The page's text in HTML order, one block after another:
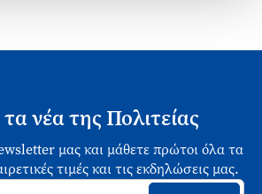
νέα της Πολιτείας
μας και μάθετε πρώτοι όλα τα
τιμές και τις εκδηλώσεις μας.